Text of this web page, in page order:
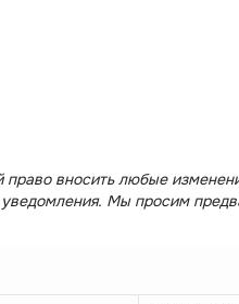
право вносить любые
уведомления. Мы просим